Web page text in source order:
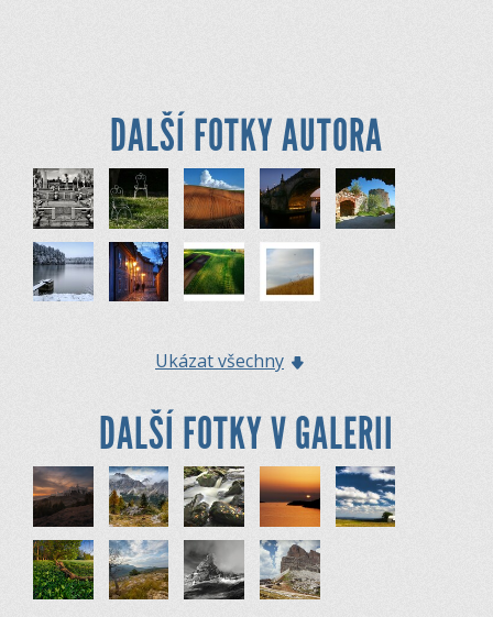
DALŠÍ FOTKY AUTORA
Ukázat všechny
DALŠÍ FOTKY V GALERII